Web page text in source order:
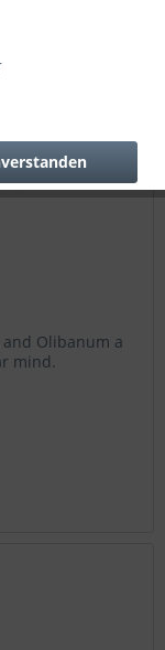
Olibanum a
mind.